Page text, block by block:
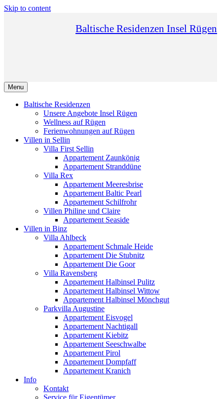
Skip to content
Baltische Residenzen Insel Rügen
Menu
Baltische Residenzen
Unsere Angebote Insel Rügen
Wellness auf Rügen
Ferienwohnungen auf Rügen
Villen in Sellin
Villa First Sellin
Appartement Zaunkönig
Appartement Stranddüne
Villa Rex
Appartement Meeresbrise
Appartement Baltic Pearl
Appartement Schilfrohr
Villen Philine und Claire
Appartement Seaside
Villen in Binz
Villa Ahlbeck
Appartement Schmale Heide
Appartement Die Stubnitz
Appartement Die Goor
Villa Ravensberg
Appartement Halbinsel Pulitz
Appartement Halbinsel Wittow
Appartement Halbinsel Mönchgut
Parkvilla Augustine
Appartement Eisvogel
Appartement Nachtigall
Appartement Kiebitz
Appartement Seeschwalbe
Appartement Pirol
Appartement Dompfaff
Appartement Kranich
Info
Kontakt
Service für Eigentümer